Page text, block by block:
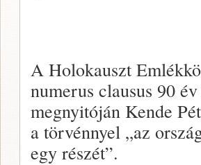
A Holokauszt
numerus clausus 90
megnyitóján Kende
a törvénnyel „az
egy részét”.